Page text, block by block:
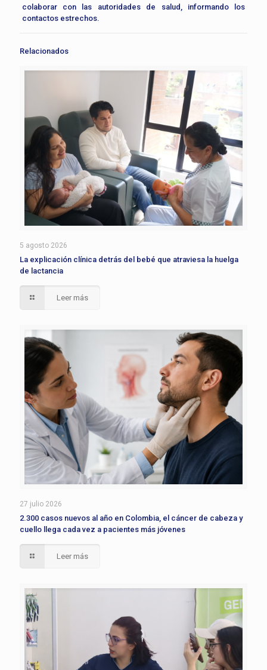
colaborar con las autoridades de salud, informando los
contactos estrechos.
Relacionados
5 agosto 2026
La explicación clínica detrás del bebé que atraviesa la huelga
de lactancia
Leer más
27 julio 2026
2.300 casos nuevos al año en Colombia, el cáncer de cabeza y
cuello llega cada vez a pacientes más jóvenes
Leer más